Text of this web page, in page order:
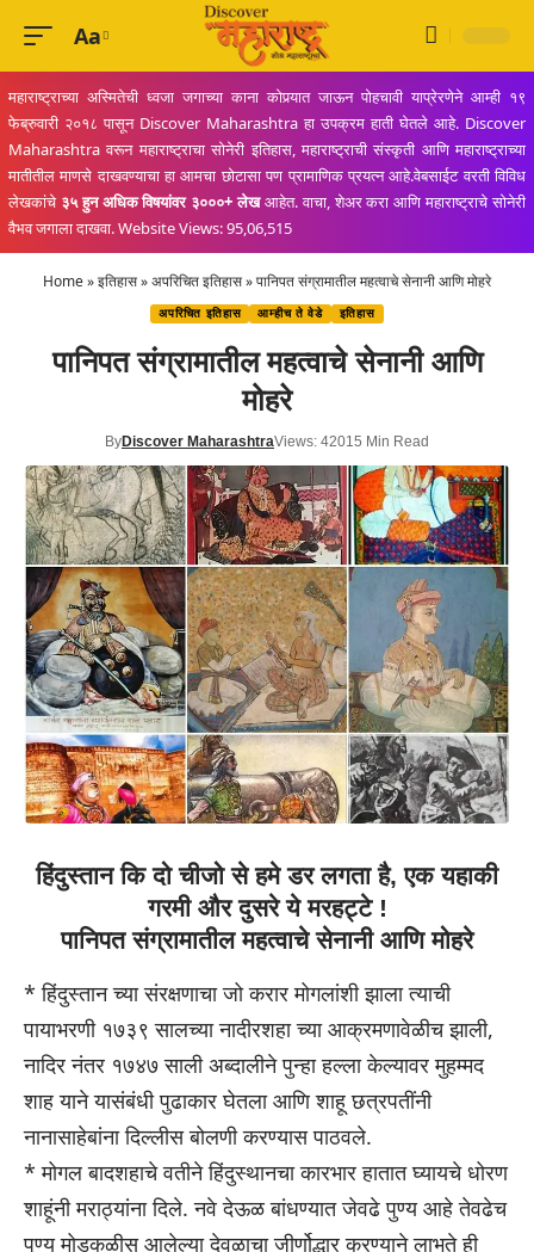
Font
Resizer
Aa
महाराष्ट्राच्या अस्मितेची ध्वजा जगाच्या काना कोपर्‍यात जाऊन पोहचावी याप्रेरणेने आम्ही १९
फेब्रुवारी २०१८ पासून Discover Maharashtra हा उपक्रम हाती घेतले आहे. Discover
Maharashtra वरून महाराष्ट्राचा सोनेरी इतिहास, महाराष्ट्राची संस्कृती आणि महाराष्ट्राच्या
मातीतील माणसे दाखवण्याचा हा आमचा छोटासा पण प्रामाणिक प्रयत्न आहे.वेबसाईट वरती विविध
लेखकांचे ३५ हुन अधिक विषयांवर ३०००+ लेखआहेत. वाचा, शेअर करा आणि महाराष्ट्राचे सोनेरी
वैभव जगाला दाखवा. Website Views: 95,06,515
Home»इतिहास»अपरिचित इतिहास»पानिपत संग्रामातील महत्वाचे सेनानी आणि मोहरे
अपरिचित इतिहास आम्हीच ते वेडे इतिहास
पानिपत संग्रामातील महत्वाचे सेनानी आणि
मोहरे
ByDiscover MaharashtraViews: 42015 Min Read
हिंदुस्तान कि दो चीजो से हमे डर लगता है, एक यहाकी
गरमी और दुसरे ये मरहट्टे !
पानिपत संग्रामातील महत्वाचे सेनानी आणि मोहरे
* हिंदुस्तान च्या संरक्षणाचा जो करार मोगलांशी झाला त्याची
पायाभरणी १७३९ सालच्या नादीरशहा च्या आक्रमणावेळीच झाली,
नादिर नंतर १७४७ साली अब्दालीने पुन्हा हल्ला केल्यावर मुहम्मद
शाह याने यासंबंधी पुढाकार घेतला आणि शाहू छत्रपतींनी
नानासाहेबांना दिल्लीस बोलणी करण्यास पाठवले.
* मोगल बादशहाचे वतीने हिंदुस्थानचा कारभार हातात घ्यायचे धोरण
शाहूंनी मराठ्यांना दिले. नवे देऊळ बांधण्यात जेवढे पुण्य आहे तेवढेच
पुण्य मोडकळीस आलेल्या देवळाचा जीर्णोद्धार करण्याने लाभते ही